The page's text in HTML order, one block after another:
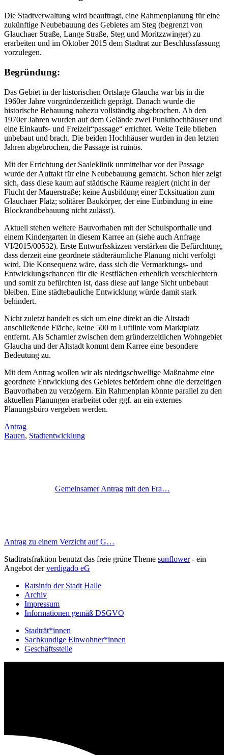
Die Stadtverwaltung wird beauftragt, eine Rahmenplanung für eine
zukünftige Neubebauung des Gebietes am Steg (begrenzt von
Glauchaer Straße, Lange Straße, Steg und Moritzzwinger) zu
erarbeiten und im Oktober 2015 dem Stadtrat zur Beschlussfassung
vorzulegen.
Begründung:
Das Gebiet in der historischen Ortslage Glaucha war bis in die
1960er Jahre vorgründerzeitlich geprägt. Danach wurde die
historische Bebauung nahezu vollständig abgebrochen. Ab den
1970er Jahren wurden auf dem Gelände zwei Punkthochhäuser und
eine Einkaufs- und Freizeit“passage“ errichtet. Weite Teile blieben
unbebaut und brach. Die beiden Hochhäuser wurden in den letzten
Jahren abgebrochen, die Passage ist ruinös.
Mit der Errichtung der Saaleklinik unmittelbar vor der Passage
wurde der Auftakt für eine Neubebauung gemacht. Schon hier zeigt
sich, dass diese kaum auf städtische Räume reagiert (nicht in der
Flucht der Mauerstraße; keine Ausbildung einer Ecksituation zum
Glauchaer Platz; solitärer Baukörper, der eine Einbindung in eine
Blockrandbebauung nicht zulässt).
Aktuell stehen weitere Bauvorhaben mit der Schulsporthalle und
einem Kindergarten in diesem Karree an (siehe auch Anfrage
VI/2015/00532). Erste Entwurfsskizzen verstärken die Befürchtung,
dass derzeit eine geordnete städteräumliche Planung nicht verfolgt
wird. Die Konsequenz wäre, dass sich die Vermarktungs- und
Entwicklungschancen für die Restflächen erheblich verschlechtern
und somit zu befürchten ist, dass diese auf lange Sicht unbebaut
bleiben. Eine städtebauliche Entwicklung würde damit stark
behindert.
Nicht zuletzt handelt es sich um eine direkt an die Altstadt
anschließende Fläche, keine 500 m Luftlinie vom Marktplatz
entfernt. Als Scharnier zwischen dem gründerzeitlichen Wohngebiet
Glaucha und der Altstadt kommt dem Karree eine besondere
Bedeutung zu.
Mit dem Antrag wollen wir als niedrigschwellige Maßnahme eine
geordnete Entwicklung des Gebietes befördern ohne die derzeitigen
Bauvorhaben zu verzögern. Ein Rahmenplan könnte parallel zu den
aktuellen Planungen erarbeitet oder ggf. an ein externes
Planungsbüro vergeben werden.
Antrag
Bauen, Stadtentwicklung
Gemeinsamer Antrag mit den Fra…
Antrag zu einem Verzicht auf G…
Stadtratsfraktion benutzt das freie grüne Theme sunflower‐ ein
Angebot derverdigado eG
Ratsinfo der Stadt Halle
Archiv
Impressum
Informationen gemäß DSGVO
Stadträt*innen
Sachkundige Einwohner*innen
Geschäftsstelle